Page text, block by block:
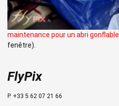
maintenance pour un abri gonflable
fenêtre).
FlyPix
P. +33 5 62 07 21 66